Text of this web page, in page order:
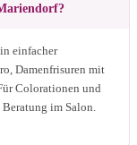
einfacher
Damenfrisuren mit
Colorationen und
im Salon.